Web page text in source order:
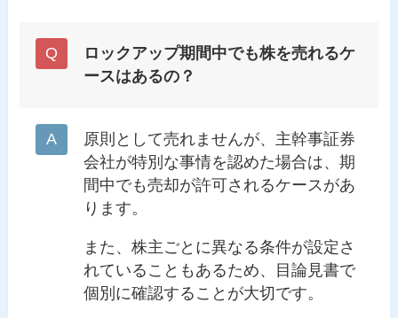
ロックアップ期間中でも株を売れるケ
ースはあるの？
原則として売れませんが、主幹事証券
会社が特別な事情を認めた場合は、期
間中でも売却が許可されるケースがあ
ります。
また、株主ごとに異なる条件が設定さ
れていることもあるため、目論見書で
個別に確認することが大切です。